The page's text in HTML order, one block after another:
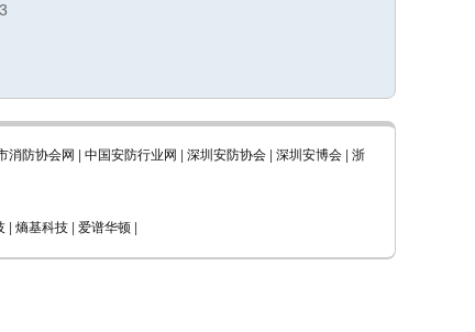
消防协会网 中国安防行业网 深圳安防协会 深圳安博会 浙
熵基科技 爱谱华顿